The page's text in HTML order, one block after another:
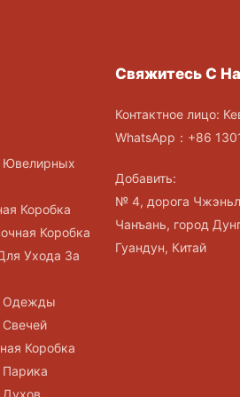
Ювелирных
Коробка
Коробка
Ухода За
Одежды
Свечей
Коробка
Парика
Духов
Свяжитесь С
Контактное лицо:
WhatsApp：+86
Добавить:
№ 4, дорога
Чанъань, город
Гуандун, Китай